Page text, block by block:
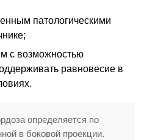
патологическими
с возможностью
равновесие в
определяется по
в боковой проекции.